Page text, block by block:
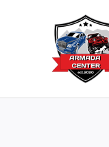
содержимому